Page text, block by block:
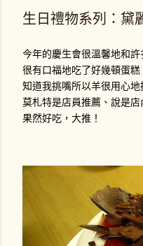
生日禮物系列：黛
今年的慶生會很溫馨地和許
很有口福地吃了好幾頓蛋
知道我挑嘴所以羊很用心地
莫札特是店員推薦、說是店
果然好吃，大推！